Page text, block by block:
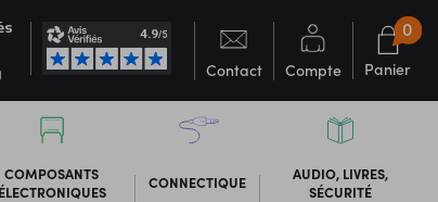
Contact Compte Panier
0
COMPOSANTS
ÉLECTRONIQUES
CONNECTIQUE
AUDIO, LIVRES,
SÉCURITÉ